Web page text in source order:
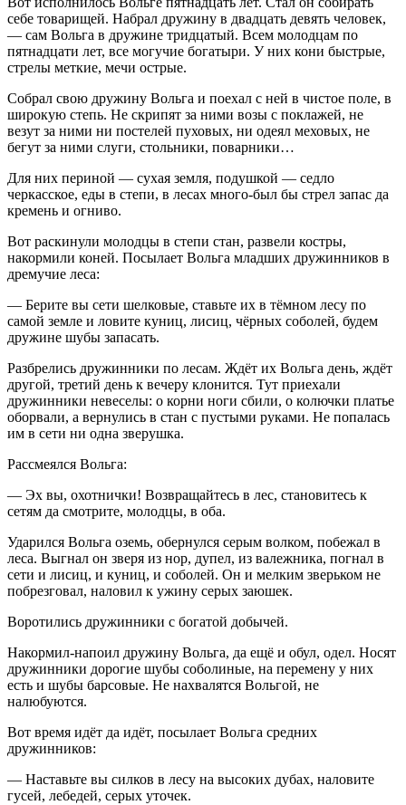
себе товарищей. Набрал дружину в двадцать девять человек,
— сам Вольга в дружине тридцатый. Всем молодцам по
пятнадцати лет, все могучие богатыри. У них кони быстрые,
стрелы меткие, мечи острые.
Собрал свою дружину Вольга и поехал с ней в чистое поле, в
широкую степь. Не скрипят за ними возы с поклажей, не
везут за ними ни постелей пуховых, ни одеял меховых, не
бегут за ними слуги, стольники, поварники…
Для них периной — сухая земля, подушкой — седло
черкасское, еды в степи, в лесах много-был бы стрел запас да
кремень и огниво.
Вот раскинули молодцы в степи стан, развели костры,
накормили коней. Посылает Вольга младших дружинников в
дремучие леса:
— Берите вы сети шелковые, ставьте их в тёмном лесу по
самой земле и ловите куниц, лисиц, чёрных соболей, будем
дружине шубы запасать.
Разбрелись дружинники по лесам. Ждёт их Вольга день, ждёт
другой, третий день к вечеру клонится. Тут приехали
дружинники невеселы: о корни ноги сбили, о колючки платье
оборвали, а вернулись в стан с пустыми руками. Не попалась
им в сети ни одна зверушка.
Рассмеялся Вольга:
— Эх вы, охотнички! Возвращайтесь в лес, становитесь к
сетям да смотрите, молодцы, в оба.
Ударился Вольга оземь, обернулся серым волком, побежал в
леса. Выгнал он зверя из нор, дупел, из валежника, погнал в
сети и лисиц, и куниц, и соболей. Он и мелким зверьком не
побрезговал, наловил к ужину серых заюшек.
Воротились дружинники с богатой добычей.
Накормил-напоил дружину Вольга, да ещё и обул, одел. Носят
дружинники дорогие шубы соболиные, на перемену у них
есть и шубы барсовые. Не нахвалятся Вольгой, не
налюбуются.
Вот время идёт да идёт, посылает Вольга средних
дружинников:
— Наставьте вы силков в лесу на высоких дубах, наловите
гусей, лебедей, серых уточек.